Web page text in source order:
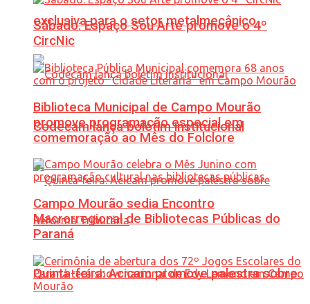
exclusiva para o setor metalmecânico
Codecam lança boletim institucional
Quinta-feira: Acicam promove palestra sobre
Sábado: Espaço Sou Arte promove o 4º
CircNic
Biblioteca Municipal de Campo Mourão
promove programação especial em
comemoração ao Mês do Folclore
Campo Mourão sedia Encontro
Macrorregional de Bibliotecas Públicas do
Paraná